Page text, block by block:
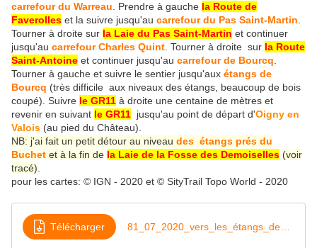
carrefour du Warreau . Prendre à gauche la Route de
Faverolles et la suivre jusqu'au carrefour du Pas Saint-Martin
Tourner à droite sur la Laie du Pas Saint-Martin et continuer
jusqu'au carrefour Charles Quint . Tourner à droite sur la Route
Saint-Antoine et continuer jusqu'au carrefour de Bourcq
Tourner à gauche et suivre le sentier jusqu'aux étangs de
Bourcq (très difficile aux niveaux des étangs, beaucoup de bois
coupé). Suivre le GR11 à droite une centaine de mètres et
revenir en suivant le GR11 jusqu'au point de départ d'Oigny en
Valois (au pied du Château).
NB: j'ai fait un petit détour au niveau des étangs prés du
Buchet et à la fin de la Laie de la Fosse des Demoiselles (voir
tracé)
pour les cartes: © IGN - 2020 et © SityTrail Topo World - 2020
Télécharger